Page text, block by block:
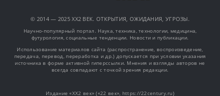
© 2014 — 2025 XX2 ВЕК. ОТКРЫТИЯ, ОЖИДАНИЯ, УГРОЗЫ.
Научно-популярный портал. Наука, техника, технологии, медицина,
футурология, социальные тенденции. Новости и публикации.
Использование материалов сайта (распространение, воспроизведение,
передача, перевод, переработка и др.) допускается при условии указания
источника в форме активной гиперссылки. Мнения и взгляды авторов не
всегда совпадают с точкой зрения редакции.
Издание «XX2 век» («22 век», https://22century.ru)